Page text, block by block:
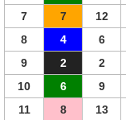
7
7 12
8
4 6
9
2 2
10
6 9
11
8 13